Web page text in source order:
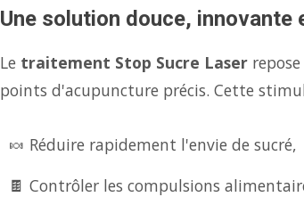
Une solution douce,
Le traitement Stop Sucre Laser
points d'acupuncture précis. Cette
🍬 Réduire rapidement l'envie de sucré,
🍫 Contrôler les compulsions